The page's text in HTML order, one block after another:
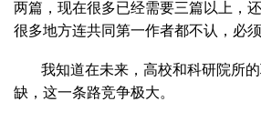
两篇，现在很多已经需要三篇以上，
很多地方连共同第一作者都不认，必
我知道在未来，高校和科研院所
缺，这一条路竞争极大。